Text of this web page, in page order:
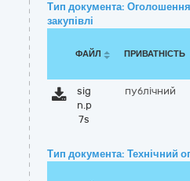
Тип документа:
закупівлі
ФАЙЛ ПРИВАТНІСТЬ
sig
n.p
7s
публічний
Тип документа: Технічний